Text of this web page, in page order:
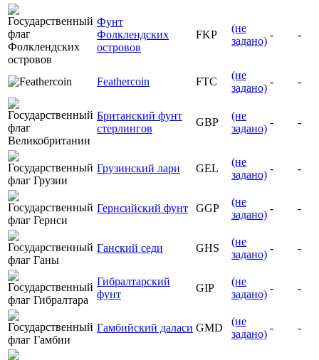
Фунт
Фолклендских
островов
FKP
(не
задано)
- -
Feathercoin FTC
(не
задано)
- -
Британский фунт
стерлингов
GBP
(не
задано)
- -
Грузинский лари GEL
(не
задано)
- -
Гернсийский фунт GGP
(не
задано)
- -
Ганский седи GHS
(не
задано)
- -
Гибралтарский
фунт
GIP
(не
задано)
- -
Гамбийский даласи GMD
(не
задано)
- -